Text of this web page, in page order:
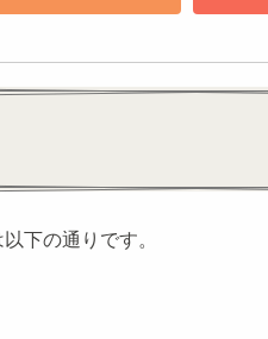
下の通りです。